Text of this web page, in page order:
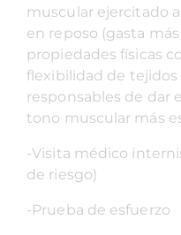
muscular ejercitado
en reposo (gasta
propiedades físicas
flexibilidad de tejidos
responsables de dar
tono muscular más
-Visita médico
de riesgo)
-Prueba de esfuerzo